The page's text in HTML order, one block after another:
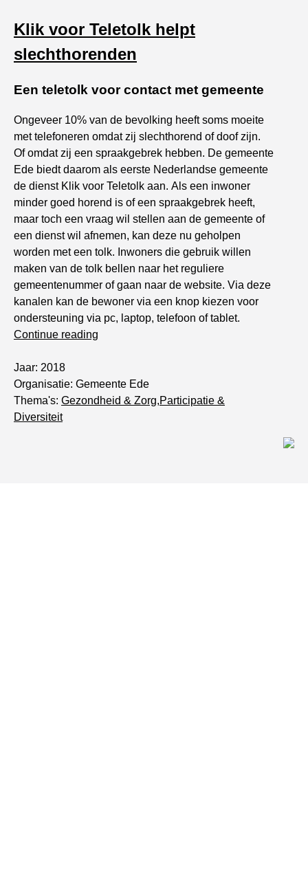
Klik voor Teletolk helpt
slechthorenden
Een teletolk voor contact met gemeente
Ongeveer 10% van de bevolking heeft soms moeite
met telefoneren omdat zij slechthorend of doof zijn.
Of omdat zij een spraakgebrek hebben. De gemeente
Ede biedt daarom als eerste Nederlandse gemeente
de dienst Klik voor Teletolk aan. Als een inwoner
minder goed horend is of een spraakgebrek heeft,
maar toch een vraag wil stellen aan de gemeente of
een dienst wil afnemen, kan deze nu geholpen
worden met een tolk. Inwoners die gebruik willen
maken van de tolk bellen naar het reguliere
gemeentenummer of gaan naar de website. Via deze
kanalen kan de bewoner via een knop kiezen voor
ondersteuning via pc, laptop, telefoon of tablet.
Continue reading
helpt
slechthorenden“
Jaar: 2018
Organisatie: Gemeente Ede
Thema's: Gezondheid & Zorg,Participatie &
Diversiteit